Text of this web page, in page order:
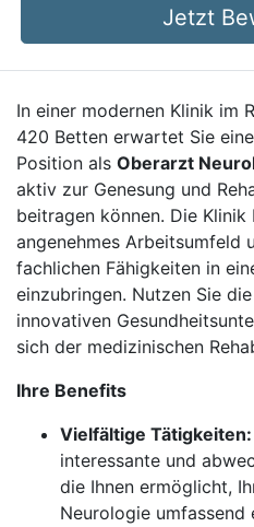
Jetzt
In einer modernen Klinik im
420 Betten erwartet Sie
Position als Oberarzt
aktiv zur Genesung und
beitragen können. Die Klinik
angenehmes Arbeitsumfeld
fachlichen Fähigkeiten in
einzubringen. Nutzen Sie
innovativen
sich der medizinischen
Ihre Benefits
Vielfältige Tätigkeiten:
interessante und
die Ihnen ermöglicht,
Neurologie umfassend